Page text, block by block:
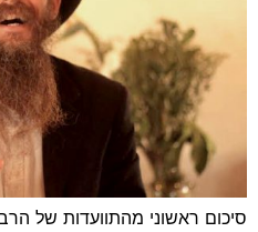
סיכום ראשוני מהתוועדות של